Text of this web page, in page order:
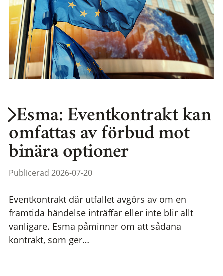
Esma: Eventkontrakt kan
omfattas av förbud mot
binära optioner
Publicerad 2026-07-20
Eventkontrakt där utfallet avgörs av om en
framtida händelse inträffar eller inte blir allt
vanligare. Esma påminner om att sådana
kontrakt, som ger…